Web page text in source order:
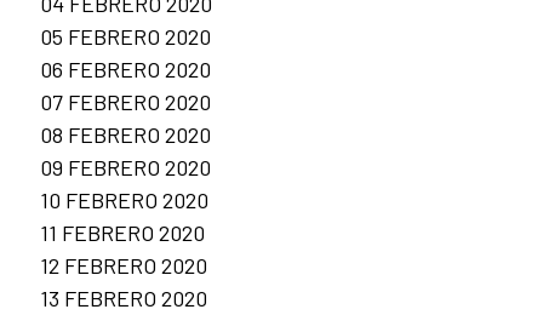
05 FEBRERO 2020
06 FEBRERO 2020
07 FEBRERO 2020
08 FEBRERO 2020
09 FEBRERO 2020
10 FEBRERO 2020
11 FEBRERO 2020
12 FEBRERO 2020
13 FEBRERO 2020